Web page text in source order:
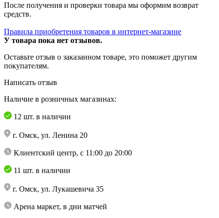
После получения и проверки товара мы оформим возврат
средств.
Правила приобретения товаров в интернет-магазине
У товара пока нет отзывов.
Оставьте отзыв о заказанном товаре, это поможет другим
покупателям.
Написать отзыв
Наличие в розничных магазинах:
12 шт. в наличии
г. Омск, ул. Ленина 20
Клиентский центр, с 11:00 до 20:00
11 шт. в наличии
г. Омск, ул. Лукашевича 35
Арена маркет, в дни матчей